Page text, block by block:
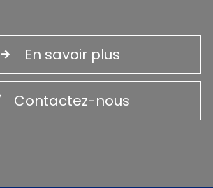
En savoir plus
Contactez-nous